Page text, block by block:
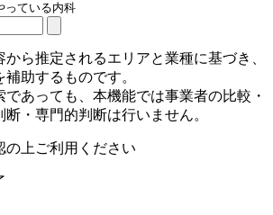
っている内科
ら推定されるエリアと業種に基づき、
助するものです。
あっても、本機能では事業者の比較・
・専門的判断は行いません。
の上ご利用ください